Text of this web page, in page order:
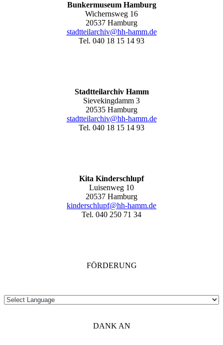
Bunkermuseum Hamburg
Wichernsweg 16
20537 Hamburg
stadtteilarchiv@hh-hamm.de
Tel. 040 18 15 14 93
Stadtteilarchiv Hamm
Sievekingdamm 3
20535 Hamburg
stadtteilarchiv@hh-hamm.de
Tel. 040 18 15 14 93
Kita Kinderschlupf
Luisenweg 10
20537 Hamburg
kinderschlupf@hh-hamm.de
Tel. 040 250 71 34
FÖRDERUNG
DANK AN